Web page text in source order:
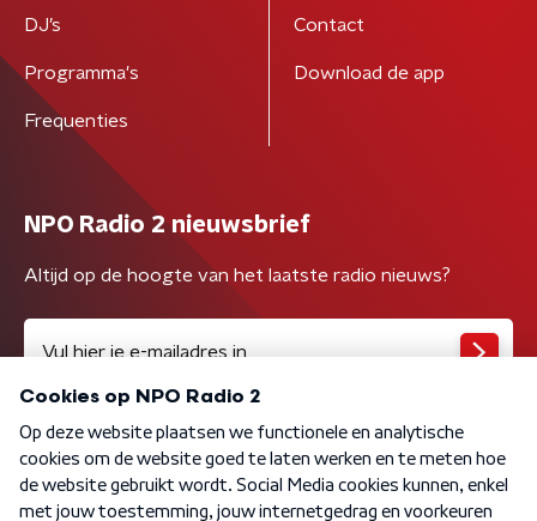
DJ’s
Programma's
Frequenties
Contact
Download de app
NPO Radio 2 nieuwsbrief
Altijd op de hoogte van het laatste radio nieuws?
Algemene voorwaarden